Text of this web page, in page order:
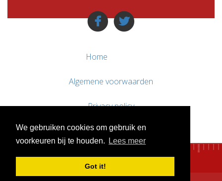
We gebruiken cookies om gebruik en
voorkeuren bij te houden.
Lees meer
Got it!
Home
Algemene voorwaarden
Privacy policy
Contact / Support